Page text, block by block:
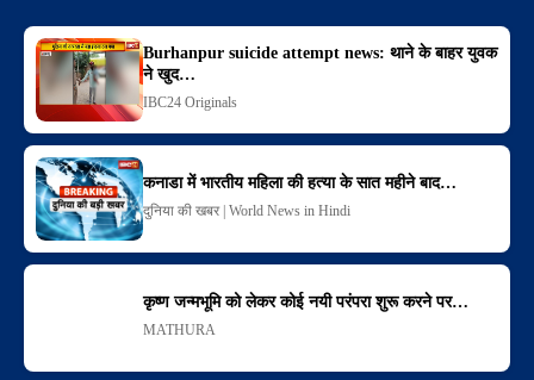
Burhanpur suicide attempt news: थाने के बाहर युवक
ने खुद…
IBC24 Originals
कनाडा में भारतीय महिला की हत्या के सात महीने बाद…
दुनिया की खबर | World News in Hindi
कृष्ण जन्मभूमि को लेकर कोई नयी परंपरा शुरू करने पर…
MATHURA